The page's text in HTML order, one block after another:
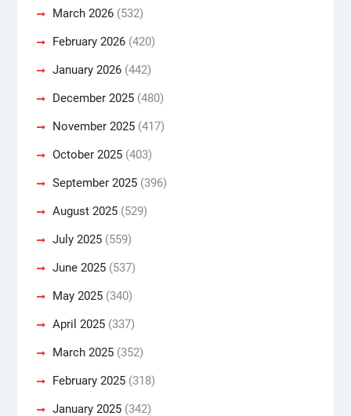
March 2026(532)
February 2026(420)
January 2026(442)
December 2025(480)
November 2025(417)
October 2025(403)
September 2025(396)
August 2025(529)
July 2025(559)
June 2025(537)
May 2025(340)
April 2025(337)
March 2025(352)
February 2025(318)
January 2025(342)